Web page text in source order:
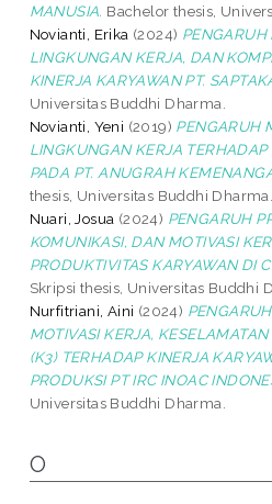
MANUSIA. Bachelor thesis,
Novianti, Erika (2024) PENGARUH
LINGKUNGAN KERJA, DAN
KINERJA KARYAWAN PT.
Universitas Buddhi Dharma.
Novianti, Yeni (2019) PENGARUH
LINGKUNGAN KERJA
PADA PT. ANUGRAH
thesis, Universitas Buddhi Dharma.
Nuari, Josua (2024) PENGARUH
KOMUNIKASI, DAN MOTIVASI
PRODUKTIVITAS KARYAWAN DI
Skripsi thesis, Universitas Buddhi
Nurfitriani, Aini (2024)
MOTIVASI KERJA,
(K3) TERHADAP KINERJA
PRODUKSI PT IRC INOAC
Universitas Buddhi Dharma.
O